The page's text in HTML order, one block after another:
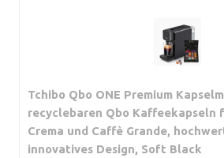
Tchibo Qbo ONE Premium
recyclebaren Qbo Kaffeekapseln
Crema und Caffè Grande,
innovatives Design, Soft Black